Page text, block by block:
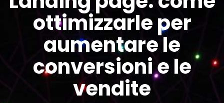
ottimizzarle per
aumentare le
conversioni e le
vendite